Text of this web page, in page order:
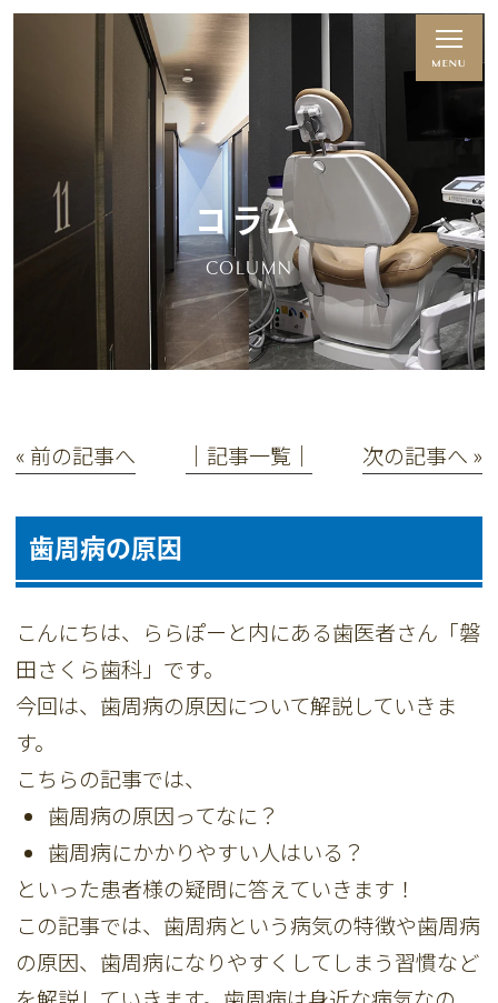
コラム
COLUMN
« 前の記事へ │記事一覧│ 次の記事へ »
歯周病の原因
こんにちは、ららぽーと内にある歯医者さん「磐
田さくら歯科」です。
今回は、歯周病の原因について解説していきま
す。
こちらの記事では、
歯周病の原因ってなに？
歯周病にかかりやすい人はいる？
といった患者様の疑問に答えていきます！
この記事では、歯周病という病気の特徴や歯周病
の原因、歯周病になりやすくしてしまう習慣など